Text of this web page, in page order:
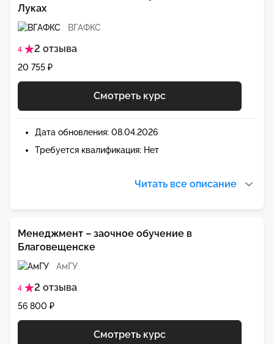
ВГАФКС
4 2 отзыва
Луках
20 755 ₽
Смотреть курс
Дата обновления: 08.04.2026
Требуется квалификация: Нет
Читать все описание
АмГУ
4 2 отзыва
Менеджмент – заочное обучение в
Благовещенске
56 800 ₽
Смотреть курс